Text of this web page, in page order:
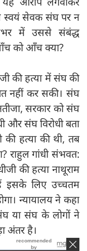
स्वयं सेवक संघ पर न
में उससे संबंद्ध
को आँच क्या?
की हत्या में संघ की
नहीं कर सकी। संघ
सरकार को संघ
और संघ विरोधी बता
हत्या की थी, तब
राहुल गांधी संभवत:
की हत्या नाथूराम
इसके लिए उच्चतम
न्यायालय ने कहा
या संघ के लोगों ने
अंतर है।